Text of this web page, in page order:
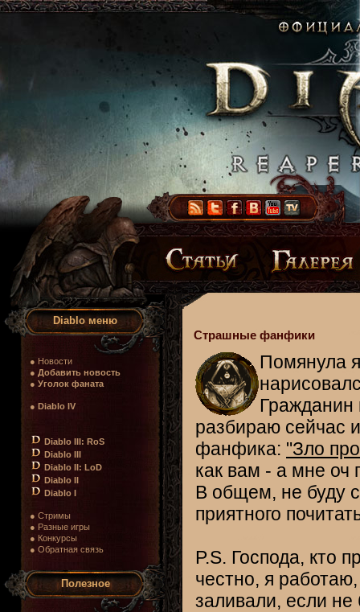
Diablo меню
● Новости
● Добавить новость
● Уголок фаната
● Diablo IV
Diablo III: RoS
Diablo III
Diablo II: LoD
Diablo II
Diablo I
● Стримы
● Разные игры
● Конкурсы
● Обратная связь
Полезное
Страшные фанфики
Помянула
Гражданин
разбираю сейчас
фанфика: "Зло
как вам - а мне оч
В общем, не буду
приятного
P.S. Господа, кто
честно, я
заливали, если